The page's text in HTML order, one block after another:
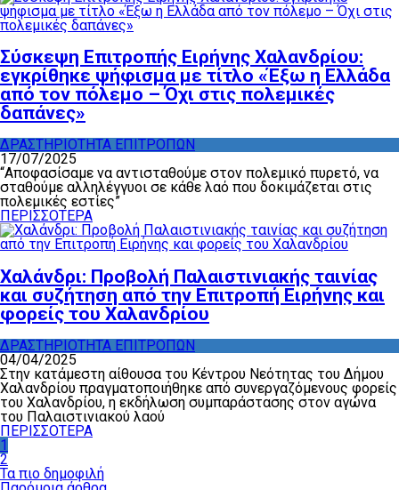
Σύσκεψη Επιτροπής Ειρήνης Χαλανδρίου:
εγκρίθηκε ψήφισμα με τίτλο «Έξω η Ελλάδα
από τον πόλεμο – Όχι στις πολεμικές
δαπάνες»
ΔΡΑΣΤΗΡΙΟΤΗΤΑ ΕΠΙΤΡΟΠΩΝ
17/07/2025
“Αποφασίσαμε να αντισταθούμε στον πολεμικό πυρετό, να
σταθούμε αλληλέγγυοι σε κάθε λαό που δοκιμάζεται στις
πολεμικές εστίες”
ΠΕΡΙΣΣΟΤΕΡΑ
Χαλάνδρι: Προβολή Παλαιστινιακής ταινίας
και συζήτηση από την Επιτροπή Ειρήνης και
φορείς του Χαλανδρίου
ΔΡΑΣΤΗΡΙΟΤΗΤΑ ΕΠΙΤΡΟΠΩΝ
04/04/2025
Στην κατάμεστη αίθουσα του Κέντρου Νεότητας του Δήμου
Χαλανδρίου πραγματοποιήθηκε από συνεργαζόμενους φορείς
του Χαλανδρίου, η εκδήλωση συμπαράστασης στον αγώνα
του Παλαιστινιακού λαού
ΠΕΡΙΣΣΟΤΕΡΑ
1
2
Τα πιο δημοφιλή